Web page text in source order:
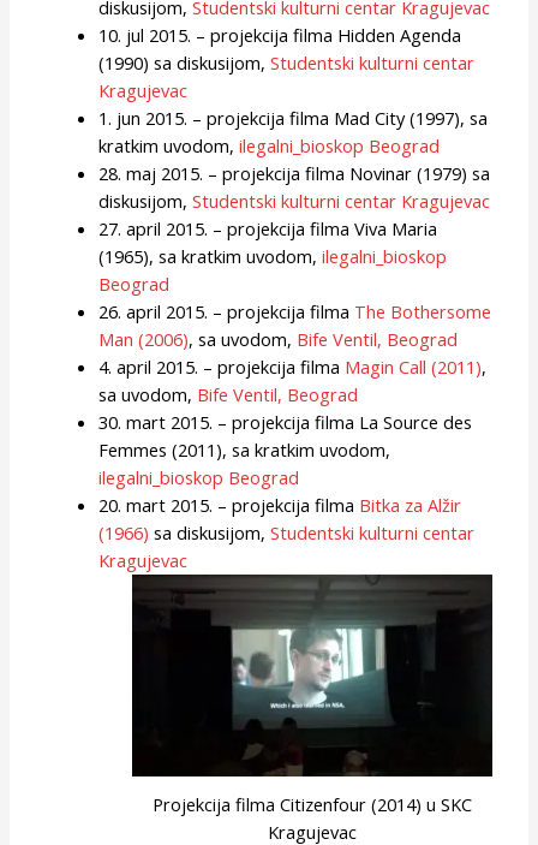
diskusijom, Studentski kulturni centar Kragujevac
10. jul 2015. – projekcija filma Hidden Agenda
(1990) sa diskusijom, Studentski kulturni centar
Kragujevac
1. jun 2015. – projekcija filma Mad City (1997), sa
kratkim uvodom, ilegalni_bioskop Beograd
28. maj 2015. – projekcija filma Novinar (1979) sa
diskusijom, Studentski kulturni centar Kragujevac
27. april 2015. – projekcija filma Viva Maria
(1965), sa kratkim uvodom, ilegalni_bioskop
Beograd
26. april 2015. – projekcija filma The Bothersome
Man (2006), sa uvodom, Bife Ventil, Beograd
4. april 2015. – projekcija filma Magin Call (2011),
sa uvodom, Bife Ventil, Beograd
30. mart 2015. – projekcija filma La Source des
Femmes (2011), sa kratkim uvodom,
ilegalni_bioskop Beograd
20. mart 2015. – projekcija filma Bitka za Alžir
(1966) sa diskusijom, Studentski kulturni centar
Kragujevac
Projekcija filma Citizenfour (2014) u SKC
Kragujevac